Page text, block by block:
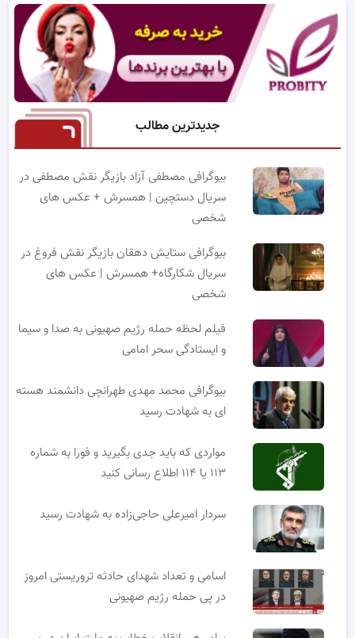
جدیدترین مطالب
بیوگرافی مصطفی آزاد بازیگر نقش مصطفی در
سریال دستچین | همسرش + عکس های
شخصی
بیوگرافی ستایش دهقان بازیگر نقش فروغ در
سریال شکارگاه+ همسرش | عکس های
شخصی
فیلم لحظه حمله رژیم صهیونی به صدا و سیما
و ایستادگی سحر امامی
بیوگرافی محمد مهدی طهرانچی دانشمند هسته
ای به شهادت رسید
مواردی که باید جدی بگیرید و فورا به شماره
۱۱۳ یا ۱۱۴ اطلاع رسانی کنید
سردار امیرعلی حاجی‌زاده به شهادت رسید
اسامی و تعداد شهدای حادثه تروریستی امروز
در پی حمله رژیم صهیونی